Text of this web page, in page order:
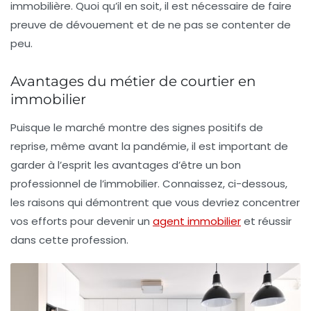
immobilière. Quoi qu’il en soit, il est nécessaire de faire
preuve de dévouement et de ne pas se contenter de
peu.
Avantages du métier de courtier en
immobilier
Puisque le marché montre des signes positifs de
reprise, même avant la pandémie, il est important de
garder à l’esprit les avantages d’être un bon
professionnel de l’immobilier. Connaissez, ci-dessous,
les raisons qui démontrent que vous devriez concentrer
vos efforts pour devenir un agent immobilieret réussir
dans cette profession.